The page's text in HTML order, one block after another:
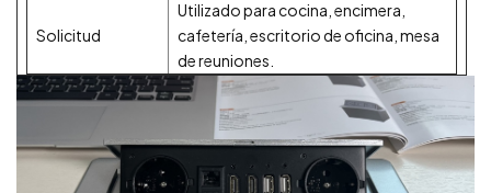
Solicitud
Utilizado para cocina, encimera,
cafetería, escritorio de oficina, mesa
de reuniones.